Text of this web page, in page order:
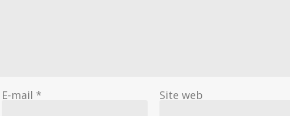
E-mail * Site web